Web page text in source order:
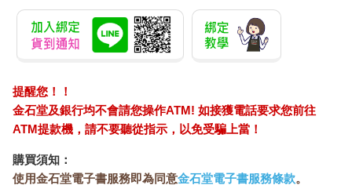
提醒您！！
金石堂及銀行均不會請您操作ATM! 如接獲電話要求您前往
ATM提款機，請不要聽從指示，以免受騙上當！
購買須知：
使用金石堂電子書服務即為同意金石堂電子書服務條款。